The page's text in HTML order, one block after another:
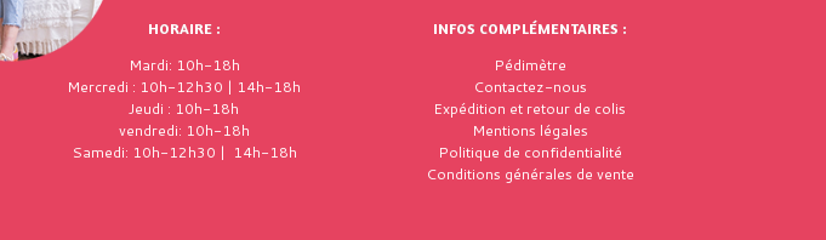
HORAIRE :
Mardi: 10h-18h
Mercredi : 10h-12h30 | 14h-18h
Jeudi : 10h-18h
vendredi: 10h-18h
Samedi: 10h-12h30 | 14h-18h
INFOS COMPLÉMENTAIRES :
Pédimètre
Contactez-nous
Expédition et retour de colis
Mentions légales
Politique de confidentialité
Conditions générales de vente